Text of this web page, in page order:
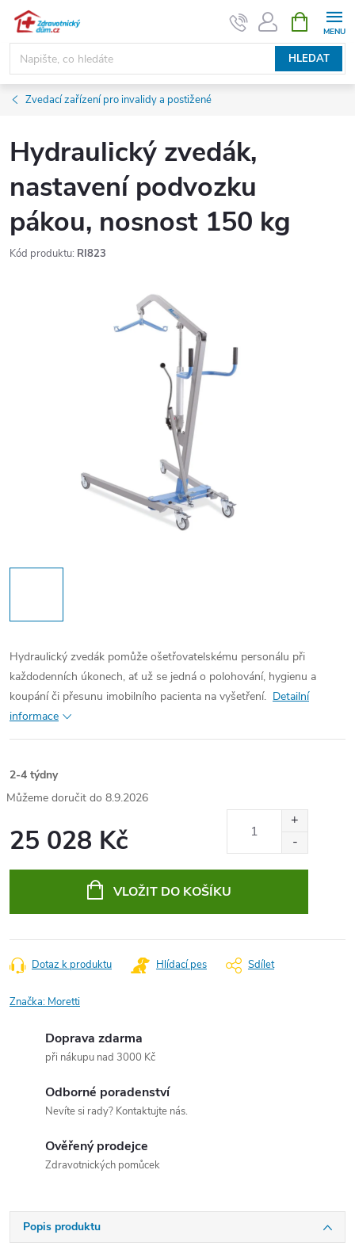
Přejít
obsah
HLEDAT
NÁKUPNÍ
KOŠÍK
Zvedací zařízení pro invalidy a postižené
Hydraulický zvedák,
nastavení podvozku
pákou, nosnost 150 kg
Kód produktu: RI823
Hydraulický zvedák pomůže ošetřovatelskému personálu při
každodenních úkonech, ať už se jedná o polohování, hygienu a
koupání či přesunu imobilního pacienta na vyšetření. Detailní
informace
2-4 týdny
8.9.2026
25 028 Kč
VLOŽIT DO KOŠÍKU
Dotaz k produktu Hlídací pes Sdílet
Značka: Moretti
Doprava zdarma
při nákupu nad 3000 Kč
Odborné poradenství
Nevíte si rady? Kontaktujte nás.
Ověřený prodejce
Zdravotnických pomůcek
Popis produktu